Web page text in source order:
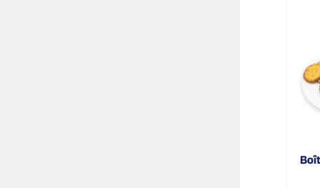
boîte carrée impression pêcherie côte de jade galette